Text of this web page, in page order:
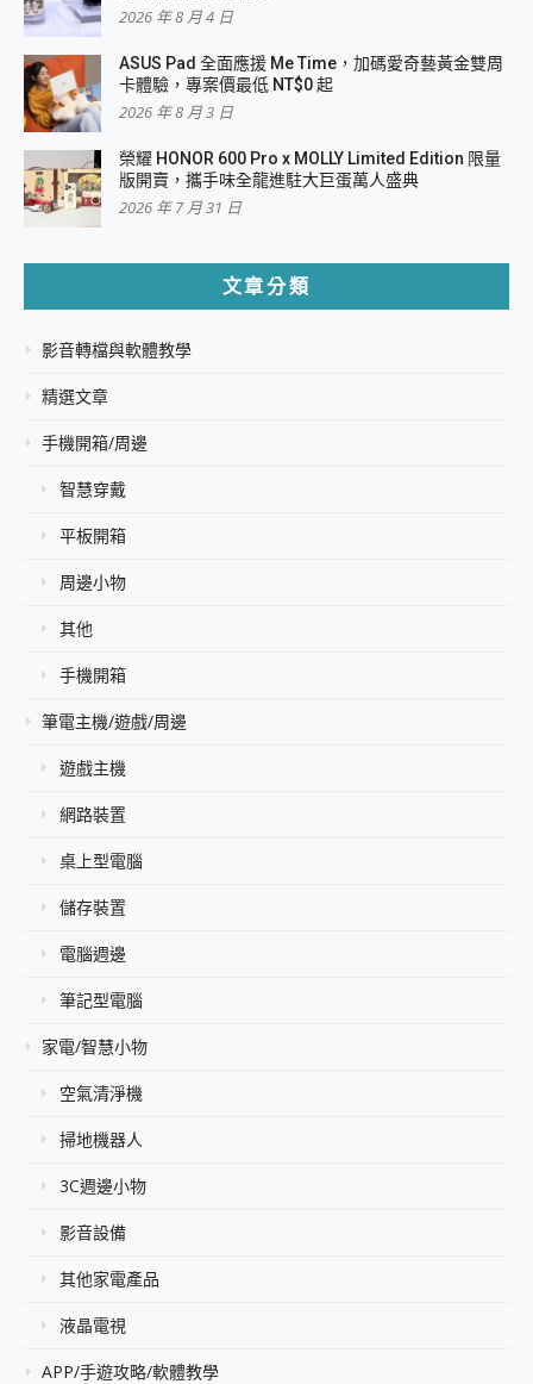
2026 年 8 月 4 日
ASUS Pad 全面應援 Me Time，加碼愛奇藝黃金雙周
卡體驗，專案價最低 NT$0 起
2026 年 8 月 3 日
榮耀 HONOR 600 Pro x MOLLY Limited Edition 限量
版開賣，攜手味全龍進駐大巨蛋萬人盛典
2026 年 7 月 31 日
文章分類
影音轉檔與軟體教學
精選文章
手機開箱/周邊
智慧穿戴
平板開箱
周邊小物
其他
手機開箱
筆電主機/遊戲/周邊
遊戲主機
網路裝置
桌上型電腦
儲存裝置
電腦週邊
筆記型電腦
家電/智慧小物
空氣清淨機
掃地機器人
3C週邊小物
影音設備
其他家電產品
液晶電視
APP/手遊攻略/軟體教學